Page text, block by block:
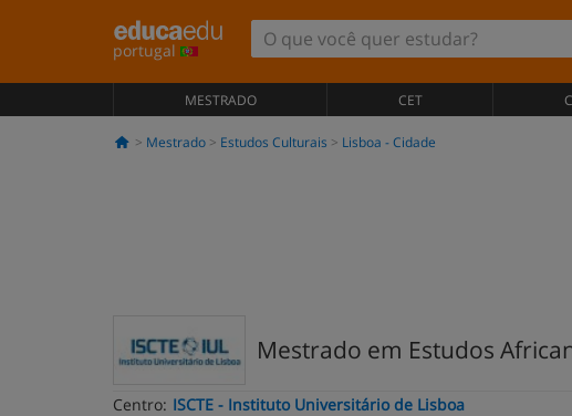
portugal
MESTRADO CET
Mestrado Estudos Culturais Lisboa - Cidade
Mestrado em Estudos
Centro: ISCTE - Instituto Universitário de Lisboa